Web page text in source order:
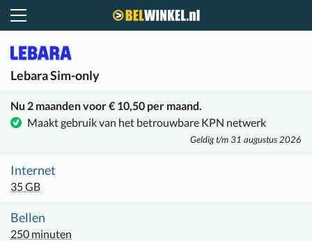
LebaraSim-only
Nu 2 maanden voor € 10,50 per maand.
Maakt gebruik van het betrouwbare KPN netwerk
Geldig t/m 31 augustus 2026
Internet
35 GB
Bellen
250 minuten